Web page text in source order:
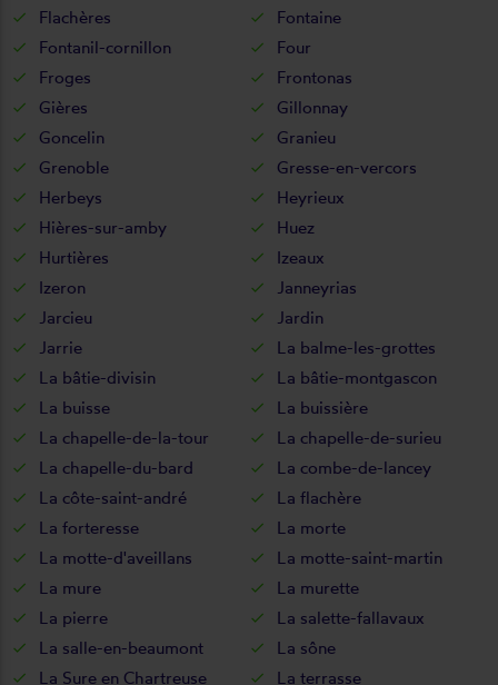
Flachères
Fontaine
Fontanil-cornillon
Four
Froges
Frontonas
Gières
Gillonnay
Goncelin
Granieu
Grenoble
Gresse-en-vercors
Herbeys
Heyrieux
Hières-sur-amby
Huez
Hurtières
Izeaux
Izeron
Janneyrias
Jarcieu
Jardin
Jarrie
La balme-les-grottes
La bâtie-divisin
La bâtie-montgascon
La buisse
La buissière
La chapelle-de-la-tour
La chapelle-de-surieu
La chapelle-du-bard
La combe-de-lancey
La côte-saint-andré
La flachère
La forteresse
La morte
La motte-d'aveillans
La motte-saint-martin
La mure
La murette
La pierre
La salette-fallavaux
La salle-en-beaumont
La sône
La Sure en Chartreuse
La terrasse